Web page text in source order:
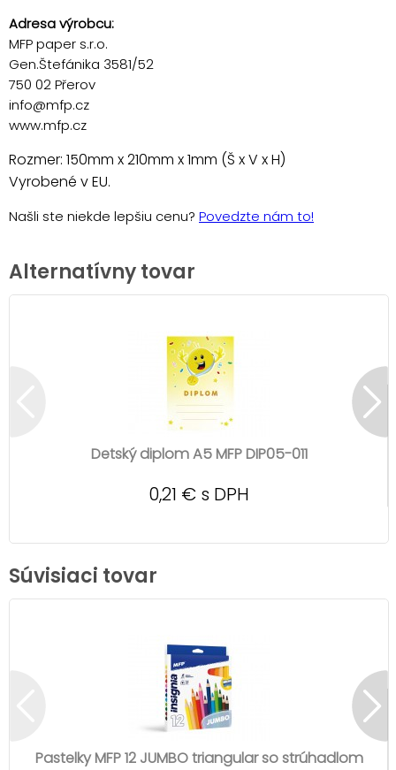
Adresa výrobcu:
MFP paper s.r.o.
Gen.Štefánika 3581/52
750 02 Přerov
info@mfp.cz
www.mfp.cz
Rozmer: 150mm x 210mm x 1mm (Š x V x H)
Vyrobené v EU.
Našli ste niekde lepšiu cenu? Povedzte nám to!
Alternatívny tovar
Detský diplom A5 MFP DIP05-011
0,21 € s DPH
Súvisiaci tovar
Pastelky MFP 12 JUMBO triangular so strúhadlom